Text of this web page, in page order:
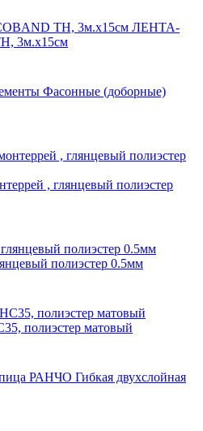
ЛЕНТА-
3м.х15см
Фасонные (доборные)
, глянцевый полиэстер
полиэстер 0.5мм
полиэстер матовый
Гибкая двухслойная